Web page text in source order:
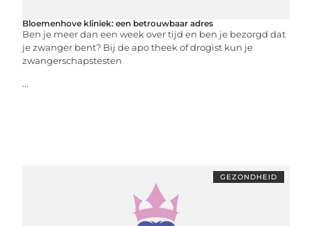
Bloemenhove kliniek: een betrouwbaar adres
Ben je meer dan een week over tijd en ben je bezorgd dat
je zwanger bent? Bij de apo theek of drogist kun je
zwangerschapstesten
...
GEZONDHEID